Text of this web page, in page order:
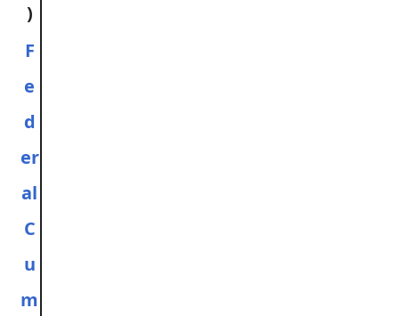
)
F
e
d
er
al
C
u
m